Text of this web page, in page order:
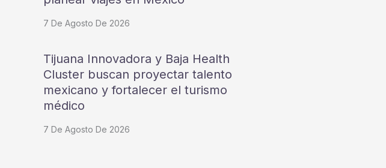
7 De Agosto De 2026
Tijuana Innovadora y Baja Health
Cluster buscan proyectar talento
mexicano y fortalecer el turismo
médico
7 De Agosto De 2026